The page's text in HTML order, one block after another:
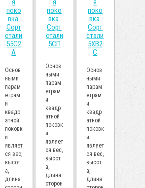
я
поко
вка.
Сорт
стали
55С2
А
Основ
ными
парам
етрам
и
квадр
атной
поковк
и
являет
ся вес,
высот
а,
длина
я
поко
вка.
Сорт
стали
5СП
Основ
ными
парам
етрам
и
квадр
атной
поковк
и
являет
ся вес,
высот
а,
длина
сторон
я
поко
вка.
Сорт
стали
5ХВ2
С
Основ
ными
парам
етрам
и
квадр
атной
поковк
и
являет
ся вес,
высот
а,
длина